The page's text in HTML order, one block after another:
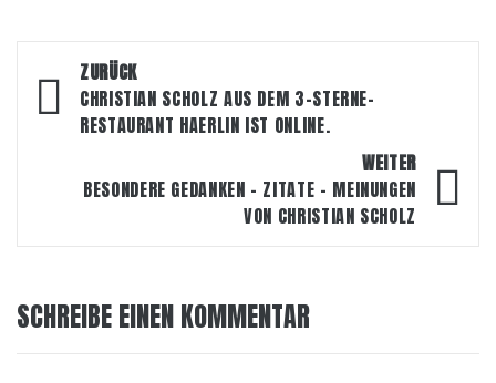
Beitragsnavigation
ZURÜCK
CHRISTIAN SCHOLZ AUS DEM 3-STERNE-
RESTAURANT HAERLIN IST ONLINE.
WEITER
BESONDERE GEDANKEN – ZITATE – MEINUNGEN
VON CHRISTIAN SCHOLZ
SCHREIBE EINEN KOMMENTAR